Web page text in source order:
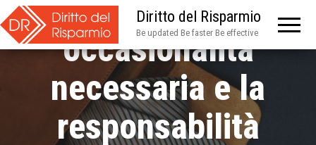
Diritto del Risparmio
Be updated Be faster Be effective
nesso di
occasionalità
necessaria e la
responsabilità